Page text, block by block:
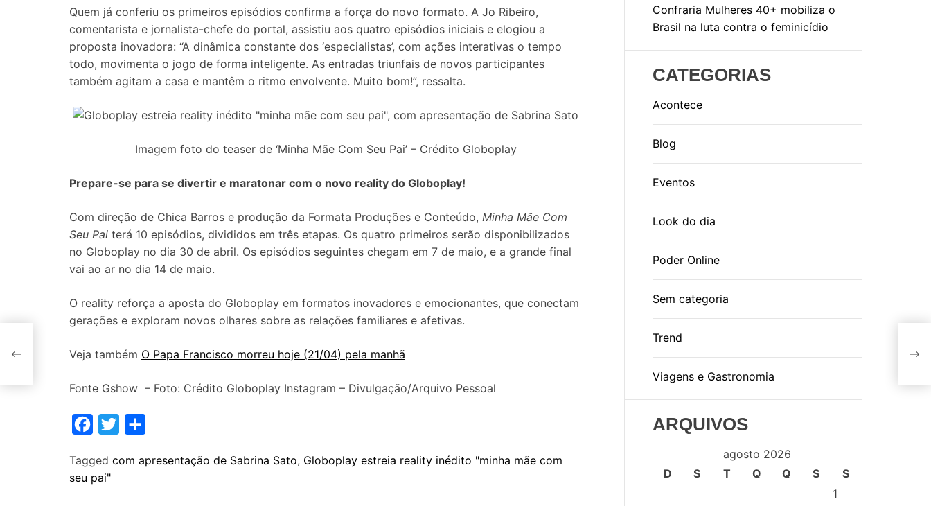
Quem já conferiu os primeiros episódios confirma a força do novo formato. A Jo Ribeiro,
comentarista e jornalista-chefe do portal, assistiu aos quatro episódios iniciais e elogiou a
proposta inovadora: “A dinâmica constante dos ‘especialistas’, com ações interativas o tempo
todo, movimenta o jogo de forma inteligente. As entradas triunfais de novos participantes
também agitam a casa e mantêm o ritmo envolvente. Muito bom!”, ressalta.
Imagem foto do teaser de ‘Minha Mãe Com Seu Pai’ – Crédito Globoplay
Prepare-se para se divertir e maratonar com o novo reality do Globoplay!
Com direção de Chica Barros e produção da Formata Produções e Conteúdo, Minha Mãe Com
Seu Pai terá 10 episódios, divididos em três etapas. Os quatro primeiros serão disponibilizados
no Globoplay no dia 30 de abril. Os episódios seguintes chegam em 7 de maio, e a grande final
vai ao ar no dia 14 de maio.
O reality reforça a aposta do Globoplay em formatos inovadores e emocionantes, que conectam
gerações e exploram novos olhares sobre as relações familiares e afetivas.
Veja também O Papa Francisco morreu hoje (21/04) pela manhã
Fonte Gshow – Foto: Crédito Globoplay Instagram – Divulgação/Arquivo Pessoal
c
e
i
a
Tagged com apresentação de Sabrina Sato, Globoplay estreia reality inédito "minha mãe com
seu pai"
Confraria Mulheres 40+ mobiliza o
Brasil na luta contra o feminicídio
CATEGORIAS
Acontece
Blog
Eventos
Look do dia
Poder Online
Sem categoria
Trend
Viagens e Gastronomia
ARQUIVOS
agosto 2026
D
S T Q Q S
S
1